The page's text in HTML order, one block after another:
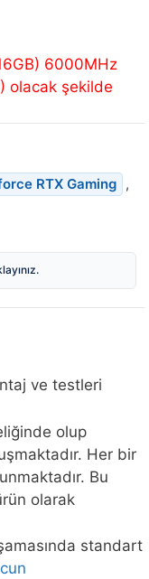
6000MHz
olacak şekilde
RTX Gaming ,
ve testleri
olup
Her bir
Bu
olarak
standart